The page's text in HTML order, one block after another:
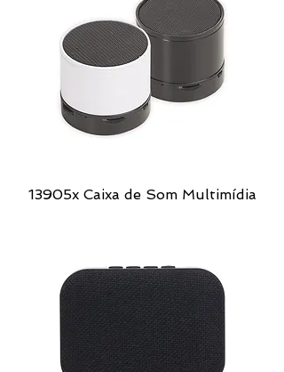
13905x Caixa de Som Multimídia